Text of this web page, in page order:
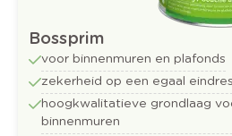
Bossprim
voor binnenmuren en plafonds
zekerheid op een egaal
hoogkwalitatieve grondlaag
binnenmuren